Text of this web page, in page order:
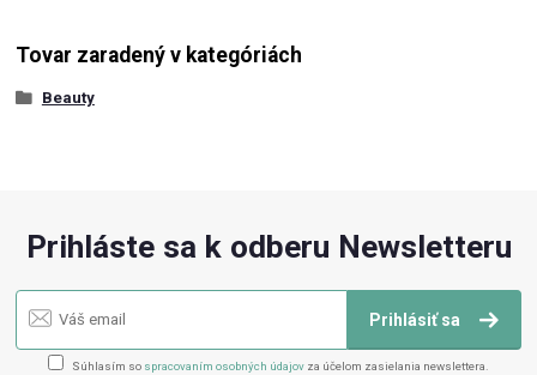
Tovar zaradený v kategóriách
Beauty
Prihláste sa k odberu Newsletteru
Prihlásiť sa
Súhlasím so spracovaním osobných údajov za účelom zasielania newslettera.